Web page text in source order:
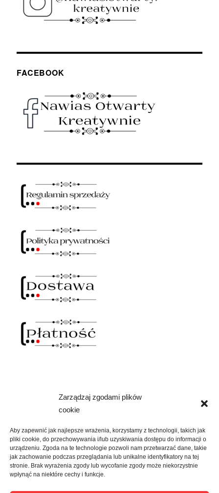
Zarządzaj zgodami plików
cookie
Aby zapewnić jak najlepsze wrażenia, korzystamy z technologii, takich jak
pliki cookie, do przechowywania i/lub uzyskiwania dostępu do informacji o
urządzeniu. Zgoda na te technologie pozwoli nam przetwarzać dane, takie
jak zachowanie podczas przeglądania lub unikalne identyfikatory na tej
stronie. Brak wyrażenia zgody lub wycofanie zgody może niekorzystnie
wpłynąć na niektóre cechy i funkcje.
FACEBOOK
NAWIAS OTWARTY
SKLEP
menu
potomne
KREATYWNIE
rozwiń
menu
potomne
KULTURALNIE
rozwiń